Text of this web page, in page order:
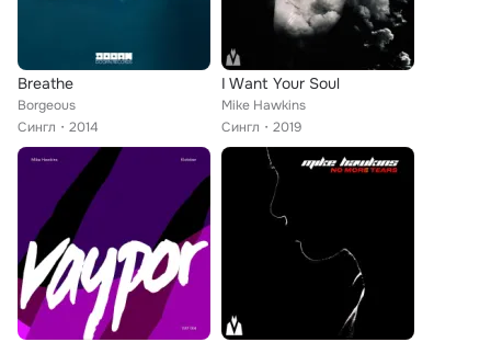
Breathe
Borgeous
Сингл
2014
I Want Your Soul
Mike Hawkins
Сингл
2019